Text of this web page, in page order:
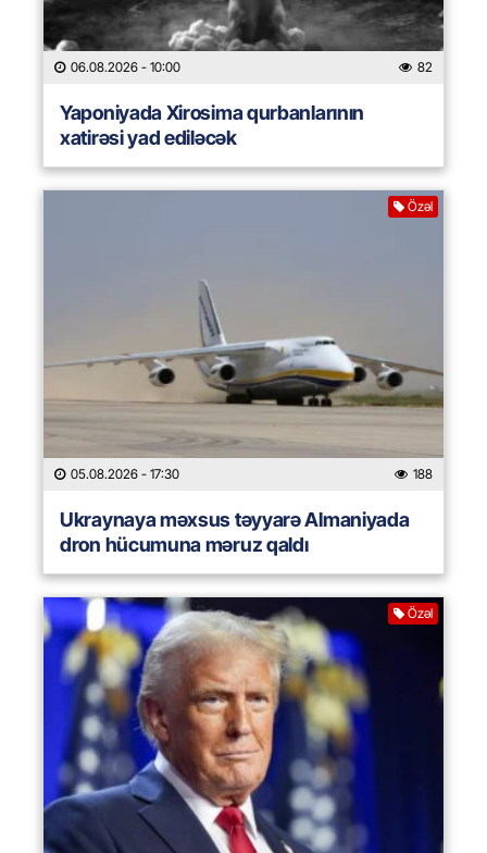
06.08.2026 - 10:00 82
Yaponiyada Xirosima qurbanlarının
xatirəsi yad ediləcək
Özəl
05.08.2026 - 17:30 188
Ukraynaya məxsus təyyarə Almaniyada
dron hücumuna məruz qaldı
Özəl